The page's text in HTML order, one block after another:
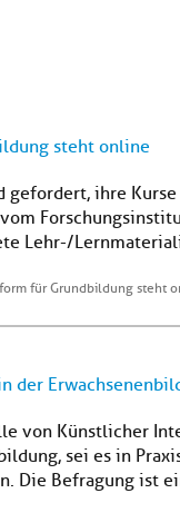
steht online
gefordert, ihre
Lehr-/
für Grundbildung steht
der
von Künstlicher
sei es in
Die Befragung ist